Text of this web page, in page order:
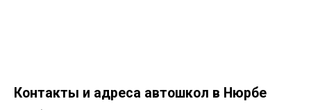
Контакты и адреса автошкол в Нюрбе